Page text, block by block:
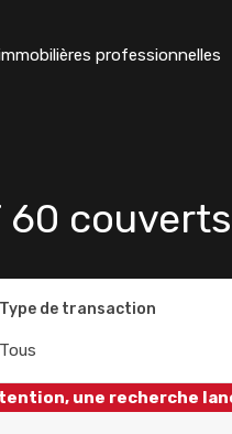
professionnelles
60
Type de transaction
Tous
une recherche